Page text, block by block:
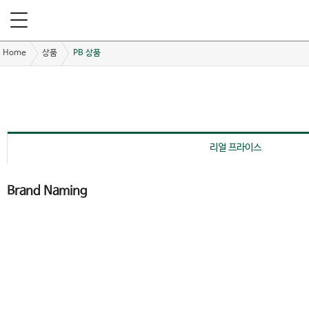
Home 상품 PB 상품
리얼 프라이스
Brand Naming